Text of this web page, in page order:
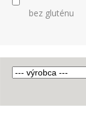
bez gluténu